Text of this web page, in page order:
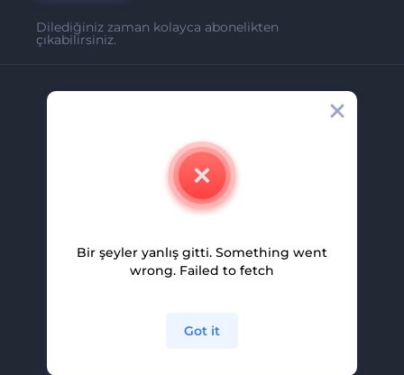
Dilediğiniz zaman kolayca abonelikten
çıkabilirsiniz.
İletişim
Kariyer
Ortaklık Programı
Bir şeyler yanlış gitti. Something went
wrong. Failed to fetch
Got it